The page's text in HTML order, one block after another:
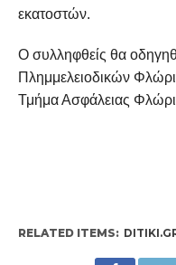
εκατοστών.
Ο συλληφθείς θα
Πλημμελειοδικών
Τμήμα Ασφάλειας
RELATED ITEMS: